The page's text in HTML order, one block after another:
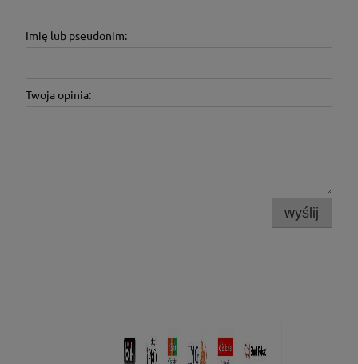
Imię lub pseudonim:
Twoja opinia:
wyślij